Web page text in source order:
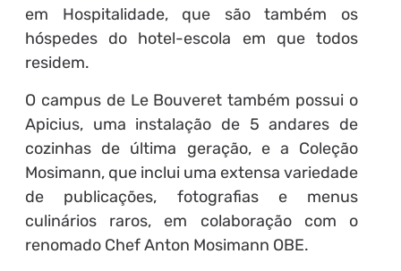
em Hospitalidade, que são também os
hóspedes do hotel-escola em que todos
residem.
O campus de Le Bouveret também possui o
Apicius, uma instalação de 5 andares de
cozinhas de última geração, e a Coleção
Mosimann, que inclui uma extensa variedade
de publicações, fotografias e menus
culinários raros, em colaboração com o
renomado Chef Anton Mosimann OBE.